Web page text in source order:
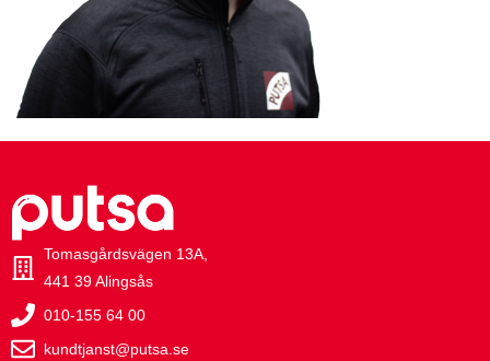
Tomasgårdsvägen 13A,
441 39 Alingsås
010-155 64 00
kundtjanst@putsa.se